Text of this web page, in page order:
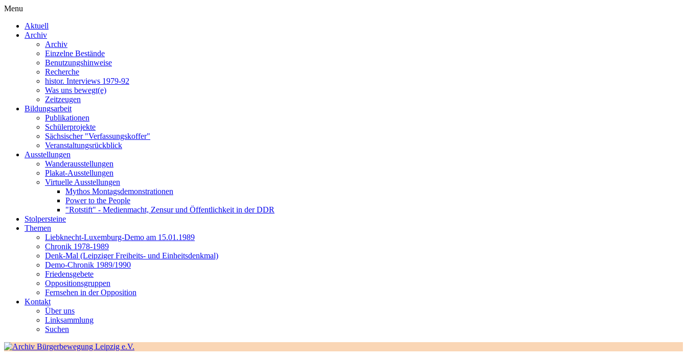
Menu
Aktuell
Archiv
Archiv
Einzelne Bestände
Benutzungshinweise
Recherche
histor. Interviews 1979-92
Was uns bewegt(e)
Zeitzeugen
Bildungsarbeit
Publikationen
Schülerprojekte
Sächsischer "Verfassungskoffer"
Veranstaltungsrückblick
Ausstellungen
Wanderausstellungen
Plakat-Ausstellungen
Virtuelle Ausstellungen
Mythos Montagsdemonstrationen
Power to the People
"Rotstift" - Medienmacht, Zensur und Öffentlichkeit in der DDR
Stolpersteine
Themen
Liebknecht-Luxemburg-Demo am 15.01.1989
Chronik 1978-1989
Denk-Mal (Leipziger Freiheits- und Einheitsdenkmal)
Demo-Chronik 1989/1990
Friedensgebete
Oppositionsgruppen
Fernsehen in der Opposition
Kontakt
Über uns
Linksammlung
Suchen